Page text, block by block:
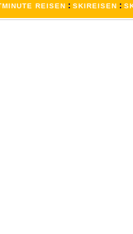
REISEN : SKIREISEN :